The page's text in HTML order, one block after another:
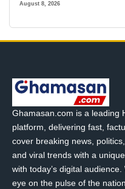
August 8, 2026
Ghamasan.com is a leading
platform, delivering fast,
cover breaking news,
and viral trends with a
with today’s digital
eye on the pulse of the